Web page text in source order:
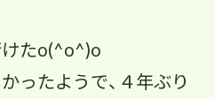
たo(^o^)o
ったようで、 ４年ぶり